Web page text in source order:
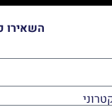
השאירו